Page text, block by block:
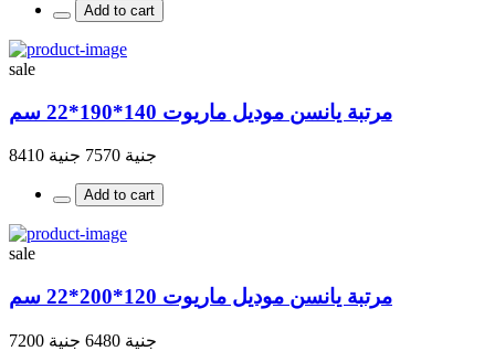
Add to cart
sale
مرتبة يانسن موديل ماريوت 140*190*22 سم
جنية 7570 جنية 8410
Add to cart
sale
مرتبة يانسن موديل ماريوت 120*200*22 سم
جنية 6480 جنية 7200